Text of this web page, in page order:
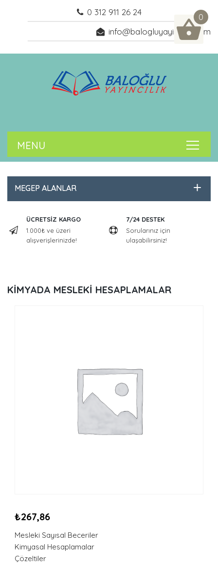
0 312 911 26 24
info@balogluyayincilik.com
MEGEP ALANLAR
ÜCRETSİZ KARGO
1.000₺ ve üzeri
alışverişlerinizde!
7/24 DESTEK
Sorularınız için
ulaşabilirsiniz!
KİMYADA MESLEKİ HESAPLAMALAR
₺267,86
Mesleki Sayısal Beceriler
Kimyasal Hesaplamalar
Çözeltiler
0